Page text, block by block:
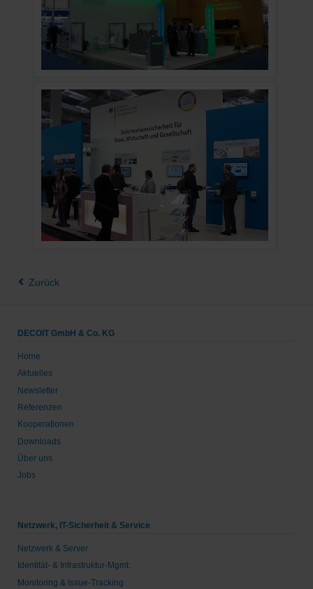
Zurück
DECOIT GmbH & Co. KG
Home
Aktuelles
Newsletter
Referenzen
Kooperationen
Downloads
Über uns
Jobs
Netzwerk, IT-Sicherheit & Service
Netzwerk & Server
Identität- & Infrastruktur-Mgmt.
Monitoring & Issue-Tracking